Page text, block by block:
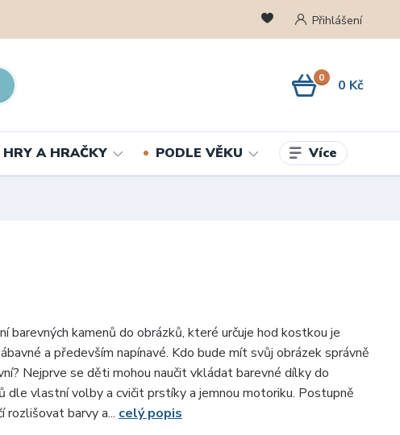
Přihlášení
0 0 Kč
HRY A HRAČKY PODLE VĚKU Více
barevných kamenů do obrázků, které určuje hod kostkou je
a především napínavé. Kdo bude mít svůj obrázek správně
Nejprve se děti mohou naučit vkládat barevné dílky do
dle vlastní volby a cvičit prstíky a jemnou motoriku. Postupně
rozlišovat barvy a... celý popis